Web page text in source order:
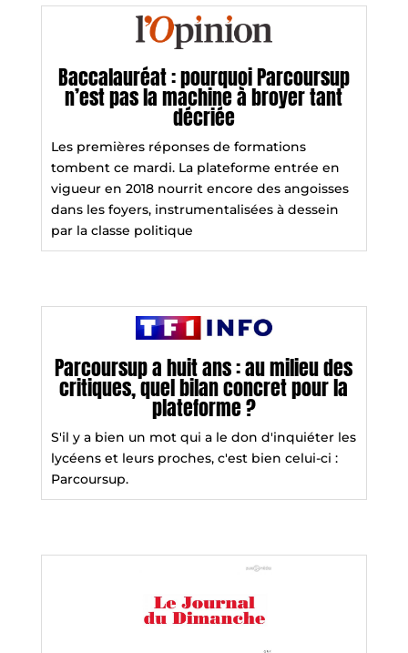
Baccalauréat : pourquoi Parcoursup
n’est pas la machine à broyer tant
décriée
Les premières réponses de formations
tombent ce mardi. La plateforme entrée en
vigueur en 2018 nourrit encore des angoisses
dans les foyers, instrumentalisées à dessein
par la classe politique
Parcoursup a huit ans : au milieu des
critiques, quel bilan concret pour la
plateforme ?
S'il y a bien un mot qui a le don d'inquiéter les
lycéens et leurs proches, c'est bien celui-ci :
Parcoursup.